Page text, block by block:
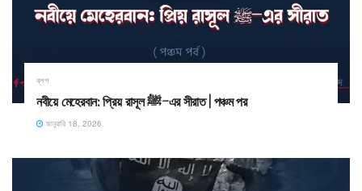
ব্লগ
নবীয়ে মেহেরবান: প্রিয় রাসূল ﷺ–এর সীরাত | পঞ্চম পর
জানুয়ারি 18, 2026